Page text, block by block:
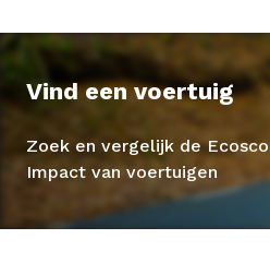
Vind een voertuig
Zoek en vergelijk de
Impact van voertuigen